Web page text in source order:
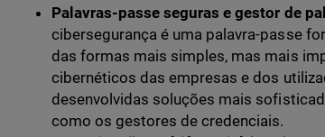
Palavras-passe seguras e gestor de
cibersegurança é uma palavra-passe
das formas mais simples, mas mais
cibernéticos das empresas e dos
desenvolvidas soluções mais
como os gestores de credenciais.